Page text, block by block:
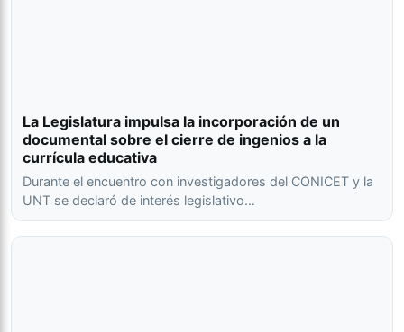
La Legislatura impulsa la incorporación de un
documental sobre el cierre de ingenios a la
currícula educativa
Durante el encuentro con investigadores del CONICET y la
UNT se declaró de interés legislativo…